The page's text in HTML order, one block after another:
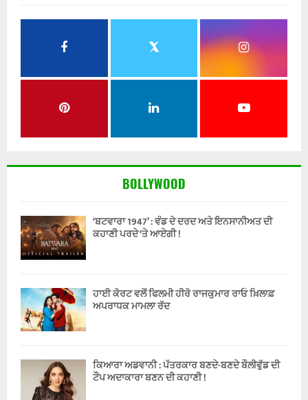
BOLLYWOOD
‘ਬਟਵਾਰਾ 1947’ : ਵੰਡ ਦੇ ਦਰਦ ਅਤੇ ਇਨਸਾਨੀਅਤ ਦੀ
ਕਹਾਣੀ ਪਰਦੇ ‘ਤੇ ਆਏਗੀ !
ਹਾਈ ਕੋਰਟ ਵਲੋਂ ਫਿਲਮੀ ਹੀਰੋ ਰਾਜਕੁਮਾਰ ਰਾਓ ਖ਼ਿਲਾਫ਼
ਅਪਰਾਧਕ ਮਾਮਲਾ ਰੱਦ
ਕਿਆਰਾ ਅਡਵਾਨੀ : ਪੱਤਰਕਾਰ ਬਣਦੇ-ਬਣਦੇ ਬੌਲੀਵੁੱਡ ਦੀ
ਟੌਪ ਅਦਾਕਾਰਾ ਬਣਨ ਦੀ ਕਹਾਣੀ !